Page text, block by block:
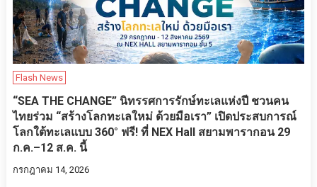
Flash News
“SEA THE CHANGE” นิทรรศการรักษ์ทะเลแห่งปี ชวนคน
ไทยร่วม “สร้างโลกทะเลใหม่ ด้วยมือเรา” เปิดประสบการณ์
โลกใต้ทะเลแบบ 360° ฟรี! ที่ NEX Hall สยามพารากอน 29
ก.ค.–12 ส.ค. นี้
กรกฎาคม 14, 2026